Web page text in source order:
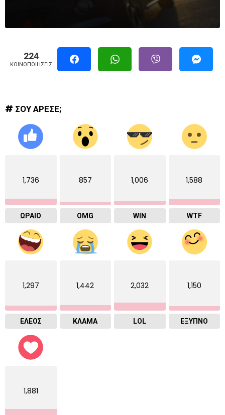
224
ΚΟΙΝΟΠΟΙΉΣΕΙΣ
# ΣΟΥ ΑΡΕΣΕ;
1,736
ΩΡΑΙΟ
857
OMG
1,006
WIN
1,588
WTF
1,297
ΕΛΕΟΣ
1,442
ΚΛΑΜΑ
2,032
LOL
1,150
ΈΞΥΠΝΟ
1,881